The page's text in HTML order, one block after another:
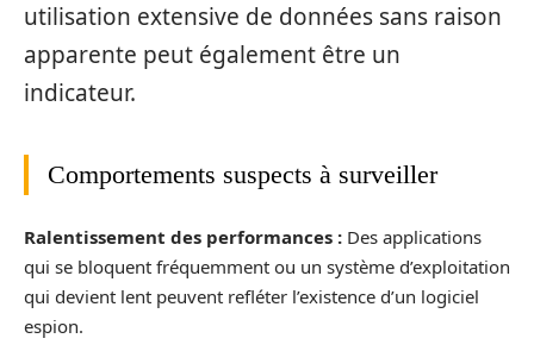
utilisation extensive de données sans raison
apparente peut également être un
indicateur.
Comportements suspects à surveiller
Ralentissement des performances : Des applications
qui se bloquent fréquemment ou un système d’exploitation
qui devient lent peuvent refléter l’existence d’un logiciel
espion.